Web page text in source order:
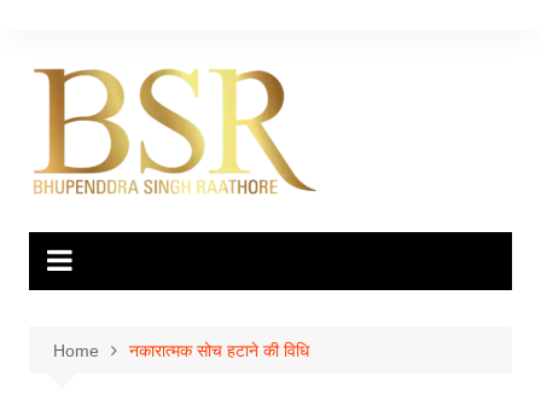
content
Home नकारात्मक सोच हटाने की विधि